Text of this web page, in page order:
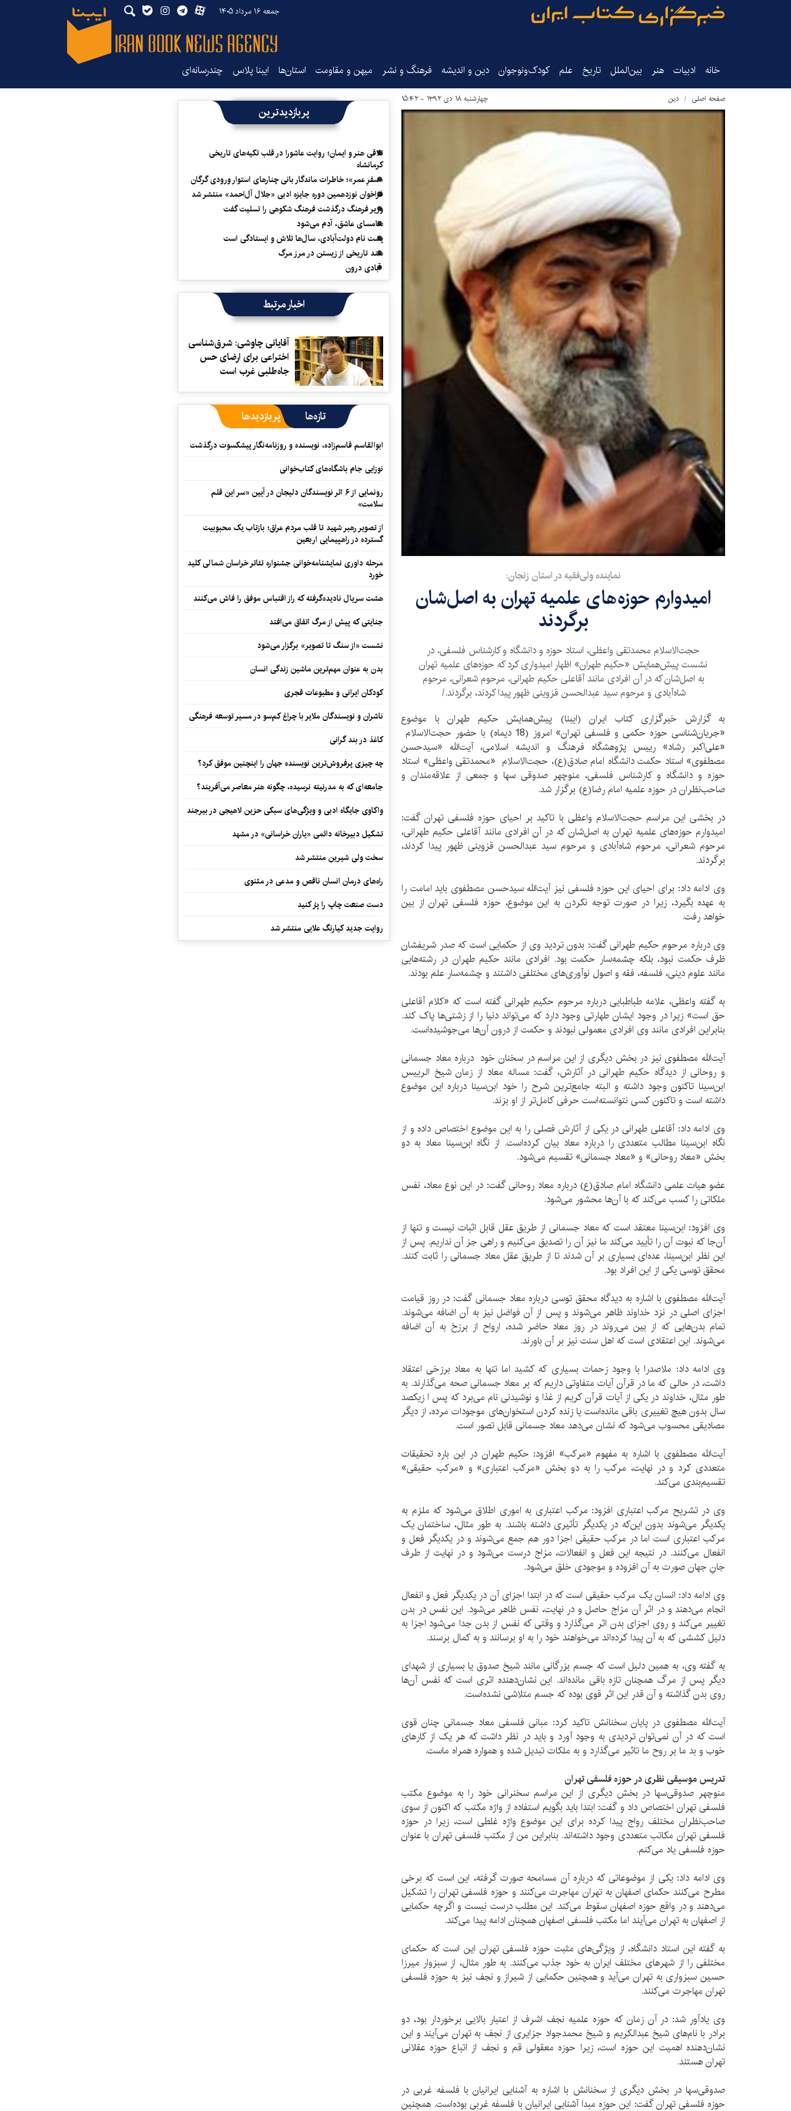
جمعه ۱۶ مرداد ۱۴۰۵
خانه ادبیات هنر بین‌الملل تاریخ‌ علم کودک‌ونوجوان دین و اندیشه فرهنگ و نشر میهن و مقاومت استان‌ها ایبنا پلاس چندرسانه‌ای
صفحه اصلی دین‌ چهارشنبه ۱۸ دی ۱۳۹۲ - ۱۵:۴۲
نماینده ولی‌فقیه در استان زنجان:
امیدوارم حوزه‌های علمیه تهران به اصل‌شان
برگردند
حجت‌الاسلام محمدتقی واعظی، استاد حوزه و دانشگاه و کارشناس فلسفی، در
نشست پیش‌همایش «حکیم طهران» اظهار امیدواری کرد که حوزه‌های علمیه تهران
به اصل‌شان که در آن افرادی مانند آقاعلی حکیم طهرانی، مرحوم شعرانی، مرحوم
شاه‌آبادی و مرحوم سید عبدالحسن قزوینی ظهور پیدا کردند، برگردند./
به گزارش خبرگزاری کتاب ایران (ایبنا) پیش‌همایش حکیم طهران با موضوع
«جریان‌شناسی حوزه حکمی و فلسفی تهران» امروز (18 دیماه) با حضور حجت‌الاسلام
«علی‌اکبر رشاد» رییس پژوهشگاه فرهنگ و اندیشه اسلامی، آیت‌الله «سیدحسن
مصطفوی» استاد حکمت دانشگاه امام صادق(ع)، حجت‌الاسلام «محمدتقی واعظی» استاد
حوزه و دانشگاه و کارشناس فلسفی، منوچهر صدوقی سها و جمعی از علاقه‌مندان و
صاحب‌نظران در حوزه علمیه امام رضا(ع) برگزار شد.
در بخشی این مراسم حجت‌الاسلام واعظی با تاکید بر احیای حوزه فلسفی تهران گفت:
امیدوارم حوزه‌های علمیه تهران به اصل‌شان که در آن افرادی مانند آقاعلی حکیم طهرانی،
مرحوم شعرانی، مرحوم شاه‌آبادی و مرحوم سید عبدالحسن قزوینی ظهور پیدا کردند،
برگردند.
وی ادامه داد: برای احیای این حوزه فلسفی نیز آیت‌الله سیدحسن مصطفوی باید امامت را
به عهده بگیرد، زیرا در صورت توجه نکردن به این موضوع، حوزه فلسفی تهران از بین
خواهد رفت.
وی درباره مرحوم حکیم طهرانی گفت: بدون تردید وی از حکمایی است که صدر شریفشان
ظرف حکمت نبود، بلکه چشمه‌سار حکمت بود. افرادی مانند حکیم طهران در رشته‌هایی
مانند علوم دینی، فلسفه، فقه و اصول نوآوری‌های مختلفی داشتند و چشمه‌سار علم بودند.
به گفته واعظی، علامه طباطبایی درباره مرحوم حکیم طهرانی گفته است که «کلام آقاعلی
حق است» زیرا در وجود ایشان طهارتی وجود دارد که می‌تواند دنیا را از زشتی‌ها پاک کند.
بنابراین افرادی مانند وی افرادی معمولی نبودند و حکمت از درون آن‌ها می‌جوشیده‌است.
آیت‌الله مصطفوی نیز در بخش دیگری از این مراسم در سخنان خود درباره معاد جسمانی
و روحانی از دیدگاه حکیم طهرانی در آثارش، گفت: مساله معاد از زمان شیخ الرییس
ابن‌سینا تاکنون وجود داشته و البته جامع‌ترین شرح را خود ابن‌سینا درباره این موضوع
داشته است و تاکنون کسی نتوانسته‌است حرفی کامل‌تر از او بزند.
وی ادامه داد: آقاعلی طهرانی در یکی از آثارش فصلی را به این موضوع اختصاص داده و از
نگاه ابن‌سینا مطالب متعددی را درباره معاد بیان کرده‌است. از نگاه ابن‌سینا معاد به دو
بخش «معاد روحانی» و «معاد جسمانی» تقسیم می‌شود.
عضو هیات علمی دانشگاه امام صادق(ع) درباره معاد روحانی گفت: در این نوع معاد، نفس
ملکاتی را کسب می‌کند که با آن‌ها محشور می‌شود.
وی افزود: ابن‌سینا معتقد است که معاد جسمانی از طریق عقل قابل اثبات نیست و تنها از
آن‌جا که نبوت آن را تأیید می‌کند ما نیز آن را تصدیق می‌کنیم و راهی جز آن نداریم. پس از
این نظر ابن‌سینا، عده‌ای بسیاری بر آن شدند تا از طریق عقل معاد جسمانی را ثابت کنند.
محقق توسی یکی از این افراد بود.
آیت‌الله مصطفوی با اشاره به دیدگاه محقق توسی درباره معاد جسمانی گفت: در روز قیامت
اجزای اصلی در نزد خداوند ظاهر می‌شوند و پس از آن فواضل نیز به آن اضافه می‌شوند.
تمام بدن‌هایی که از بین می‌روند در روز معاد حاضر شده، ارواح از برزخ به آن اضافه
می‌شوند. این اعتقادی است که اهل سنت نیز بر آن باورند.
وی ادامه داد: ملاصدرا با وجود زحمات بسیاری که کشید اما تنها به معاد برزخی اعتقاد
داشت، در حالی که ما در قرآن آیات متفاوتی داریم که بر معاد جسمانی صحه می‌گذارند. به
طور مثال، خداوند در یکی از آیات قرآن کریم از غذا و نوشیدنی نام می‌برد که پس ا زیکصد
سال بدون هیچ تغییری باقی مانده‌است یا زنده کردن استخوان‌های موجودات مرده، از دیگر
مصادیقی محسوب می‌شود که نشان می‌دهد معاد جسمانی قابل تصور است.
آیت‌الله مصطفوی با اشاره به مفهوم «مرکب» افزود: حکیم طهران در این باره تحقیقات
متعددی کرد و در نهایت، مرکب را به دو بخش «مرکب اعتباری» و «مرکب حقیقی»
تقسیم‌بندی می‌کند.
وی در تشریح مرکب اعتباری افزود: مرکب اعتباری به اموری اطلاق می‌شود که ملزم به
یکدیگر می‌شوند بدون این‌که در یکدیگر تأثیری داشته باشند. به طور مثال، ساختمان یک
مرکب اعتباری است اما در مرکب حقیقی اجزا دور هم جمع می‌شوند و در یکدیگر فعل و
انفعال می‌کنند. در نتیجه این فعل و انفعالات، مزاج درست می‌شود و در نهایت از طرف
جانِ‌ جهان صورت به آن افزوده و موجودی خلق می‌شود.
وی ادامه داد: انسان یک مرکب حقیقی است که در ابتدا اجزای آن در یکدیگر فعل و انفعال
انجام می‌دهند و در اثر آن مزاج حاصل و در نهایت، نفس ظاهر می‌شود. این نفس در بدن
تغییر می‌کند و روی اجزای بدن اثر می‌گذارد و وقتی که نفس از بدن جدا می‌شود اجزا به
دلیل کششی که به آن پیدا کرده‌اند می‌خواهند خود را به او برسانند و به کمال برسند.
به گفته وی، به همین دلیل است که جسم بزرگانی مانند شیخ صدوق یا بسیاری از شهدای
دیگر پس از مرگ همچنان تازه باقی مانده‌اند. این نشان‌دهنده اثری است که نفس آن‌ها
روی بدن گذاشته و آن قدر این اثر قوی بوده که جسم متلاشی نشده‌است.
آیت‌الله مصطفوی در پایان سخنانش تاکید کرد: مبانی فلسفی معاد جسمانی ‌چنان قوی
است که در آن نمی‌توان تردیدی به وجود آورد و باید در نظر داشت که هر یک از کارهای
خوب و بد ما بر روح ما تاثیر می‌گذارد و به ملکات تبدیل شده و همواره همراه ماست.
تدریس موسیقی نظری در حوزه فلسفی تهران
منوچهر صدوقی‌سها در بخش دیگری از این مراسم سخنرانی خود را به موضوع مکتب
فلسفی تهران اختصاص داد و گفت: ابتدا باید بگویم استفاده از واژه مکتب که اکنون از سوی
صاحب‌نظران مختلف رواج پیدا کرده برای این موضوع واژه غلطی است، زیرا در حوزه
فلسفی تهران مکاتب متعددی وجود داشته‌اند. بنابراین من از مکتب فلسفی تهران با عنوان
حوزه فلسفی یاد می‌کنم.
وی ادامه داد: یکی از موضوعاتی که درباره آن مسامحه صورت گرفته، این است که برخی
مطرح می‌کنند حکمای اصفهان به تهران مهاجرت می‌کنند و حوزه فلسفی تهران را تشکیل
می‌دهند و در واقع حوزه اصفهان سقوط می‌کند. این مطلب درست نیست و اگرچه حکمایی
از اصفهان به تهران می‌آیند اما مکتب فلسفی اصفهان همچنان ادامه پیدا می‌کند.
به گفته این استاد دانشگاه، از ویژگی‌های مثبت حوزه فلسفی تهران این است که حکمای
مختلفی را از شهرهای مختلف ایران به خود جذب می‌کنند. به طور مثال، از سبزوار میرزا
حسین سبزواری به تهران می‌آید و همچنین حکمایی از شیراز و نجف نیز به حوزه فلسفی
تهران مهاجرت می‌کنند.
وی یادآور شد: در آن زمان که حوزه علمیه نجف اشرف از اعتبار بالایی برخوردار بود، دو
برادر با نام‌های شیخ عبدالکریم و شیخ محمدجواد جزایری از نجف به تهران می‌آیند و این
نشان‌دهنده اهمیت این حوزه است، زیرا حوزه معقولی قم و نجف از اتباع حوزه عقلانی
تهران هستند.
صدوقی‌سها در بخش دیگری از سخنانش با اشاره به آشنایی ایرانیان با فلسفه غربی در
حوزه فلسفی تهران گفت: این حوزه مبدا آشنایی ایرانیان با فلسفه غربی بوده‌است. همچنین
پربازدیدترین
تلاقی هنر و ایمان؛ روایت عاشورا در قلب تکیه‌های تاریخی
کرمانشاه
«سفرِ عمر»؛ خاطرات ماندگار بانی چنارهای استوار ورودی گرگان
فراخوان نوزدهمین دوره جایزه ادبی «جلال آل‌احمد» منتشر شد
وزیر فرهنگ درگذشت فرهنگ شکوهی را تسلیت گفت
سامسای عاشق، آدم می‌شود
پشت نام دولت‌آبادی، سال‌ها تلاش و ایستادگی است
سند تاریخی از زیستن در مرز مرگ
آبادی درون
اخبار مرتبط
آقایانی چاوشی: شرق‌شناسی
اختراعی برای ارضای حس
جاه‌طلبی غرب است
تازه‌ها پربازدیدها
ابوالقاسم قاسم‌زاده، نویسنده و روزنامه‌نگار پیشکسوت درگذشت
نوزایی جام باشگاه‌های کتاب‌خوانی
رونمایی از ۶ اثر نویسندگان دلیجان در آیین «سر این قلم
سلامت»
از تصویر رهبر شهید تا قلب مردم عراق؛ بازتاب یک محبوبیت
گسترده در راهپیمایی اربعین
مرحله داوری نمایشنامه‌خوانی جشنواره تئاتر خراسان شمالی کلید
خورد
هشت سریال نادیده‌گرفته که راز اقتباس موفق را فاش می‌کنند
جنایتی که پیش از مرگ اتفاق می‌افتد
نشست «از سنگ تا تصویر» برگزار می‌شود
بدن به عنوان مهم‌ترین ماشین زندگی انسان
کودکان ایرانی و مطبوعات قجری
ناشران و نویسندگان ملایر با چراغ کم‌سو در مسیر توسعه فرهنگی
کاغذ در بند گرانی
چه چیزی پرفروش‌ترین نویسنده جهان را اینچنین موفق کرد؟
جامعه‌ای که به مدرنیته نرسیده، چگونه هنر معاصر می‌آفریند؟
واکاوی جایگاه ادبی و ویژگی‌های سبکی حزین لاهیجی در بیرجند
تشکیل دبیرخانه دائمی «یاران خراسانی» در مشهد
سخت ولی شیرین منتشر شد
راه‌های درمان انسان ناقص و مدعی در مثنوی
دست صنعت چاپ را پرُ کنید
روایت جدید کیارنگ علایی منتشر شد